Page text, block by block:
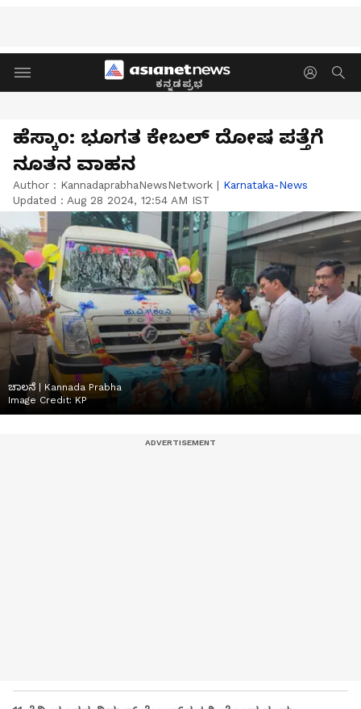
ಕನ್ನಡಪ್ರಭ
ಹೆಸ್ಕಾಂ: ಭೂಗತ ಕೇಬಲ್‌ ದೋಷ ಪತ್ತೆಗೆ
ನೂತನ ವಾಹನ
Author : KannadaprabhaNewsNetwork | Karnataka-News
Updated : Aug 28 2024, 12:54 AM IST
ಚಾಲನೆ | Kannada Prabha
Image Credit:KP